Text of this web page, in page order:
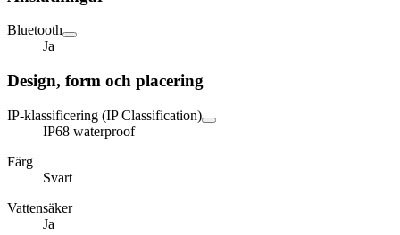
Bluetooth
Ja
Design, form och placering
IP-klassificering (IP Classification)
IP68 waterproof
Färg
Svart
Vattensäker
Ja